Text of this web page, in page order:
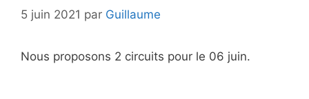
5 juin 2021 par Guillaume
Nous proposons 2 circuits pour le 06 juin.